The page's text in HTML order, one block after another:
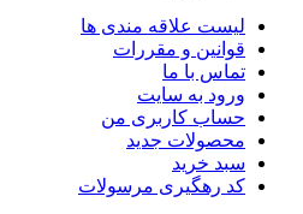
لیست علاقه مندی ها
قوانین و مقررات
تماس با ما
ورود به سایت
حساب کاربری من
محصولات جدید
سبد خرید
کد رهگیری مرسولات